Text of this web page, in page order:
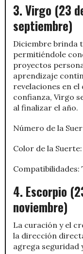
3. Virgo (23
septiembre)
Diciembre brinda
permitiéndole
proyectos
aprendizaje
revelaciones en
confianza, Virgo
al finalizar el año.
Número de la
Color de la Suerte:
Compatibilidades:
4. Escorpio
noviembre)
La curación y el
la dirección
agrega seguridad